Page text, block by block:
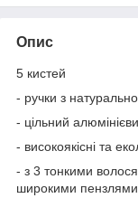
Опис
5 кистей
- ручки з
- цільний
- високоякісні та
- з 3 тонкими
широкими